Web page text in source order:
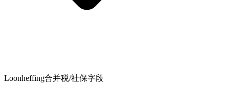
Loonheffing合并税/社保字段